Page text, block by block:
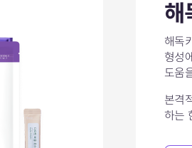
해
해독
형성에
도움
본격
하는